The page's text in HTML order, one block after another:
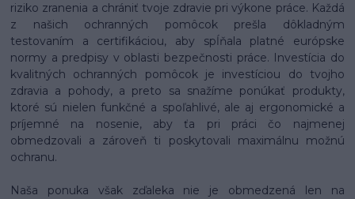
riziko zranenia a chrániť tvoje zdravie pri výkone práce. Každá
z našich ochranných pomôcok prešla dôkladným
testovaním a certifikáciou, aby spĺňala platné európske
normy a predpisy v oblasti bezpečnosti práce. Investícia do
kvalitných ochranných pomôcok je investíciou do tvojho
zdravia a pohody, a preto sa snažíme ponúkať produkty,
ktoré sú nielen funkčné a spoľahlivé, ale aj ergonomické a
príjemné na nosenie, aby ťa pri práci čo najmenej
obmedzovali a zároveň ti poskytovali maximálnu možnú
ochranu.
Naša ponuka však zďaleka nie je obmedzená len na